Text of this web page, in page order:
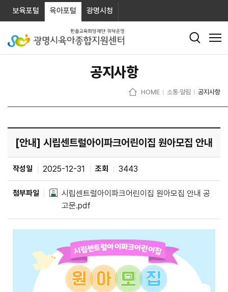
보육포털 육아포털 광명시청
공지사항
HOME 소통·알림 공지사항
[안내] 시립센트럴아이파크어린이집 원아모집 안내
작성일 2025-12-31 조회 3443
첨부파일
시립센트럴아이파크어린이집 원아모집 안내 공
고문.pdf